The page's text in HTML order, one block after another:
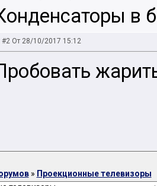
в
#2 От 28/10/2017 15:12
» Проекционные телевизоры